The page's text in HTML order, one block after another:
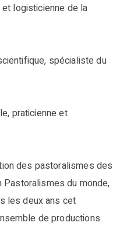
logisticienne de la
spécialiste du
praticienne et
des pastoralismes des
Pastoralismes du monde,
les deux ans cet
de productions